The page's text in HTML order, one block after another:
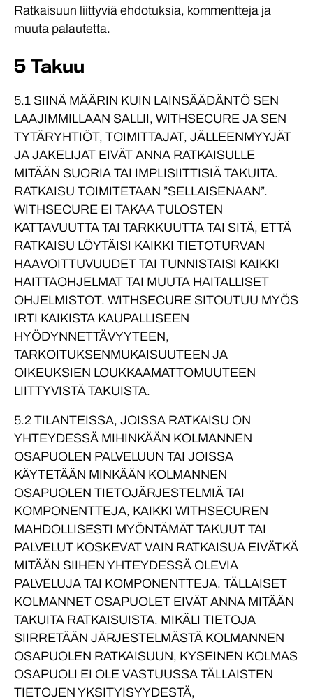
Ratkaisuun liittyviä ehdotuksia, kommentteja ja
muuta palautetta.
5 Takuu
5.1 SIINÄ MÄÄRIN KUIN LAINSÄÄDÄNTÖ SEN
LAAJIMMILLAAN SALLII, WITHSECURE JA SEN
TYTÄRYHTIÖT, TOIMITTAJAT, JÄLLEENMYYJÄT
JA JAKELIJAT EIVÄT ANNA RATKAISULLE
MITÄÄN SUORIA TAI IMPLISIITTISIÄ TAKUITA.
RATKAISU TOIMITETAAN ”SELLAISENAAN”.
WITHSECURE EI TAKAA TULOSTEN
KATTAVUUTTA TAI TARKKUUTTA TAI SITÄ, ETTÄ
RATKAISU LÖYTÄISI KAIKKI TIETOTURVAN
HAAVOITTUVUUDET TAI TUNNISTAISI KAIKKI
HAITTAOHJELMAT TAI MUUTA HAITALLISET
OHJELMISTOT. WITHSECURE SITOUTUU MYÖS
IRTI KAIKISTA KAUPALLISEEN
HYÖDYNNETTÄVYYTEEN,
TARKOITUKSENMUKAISUUTEEN JA
OIKEUKSIEN LOUKKAAMATTOMUUTEEN
LIITTYVISTÄ TAKUISTA.
5.2 TILANTEISSA, JOISSA RATKAISU ON
YHTEYDESSÄ MIHINKÄÄN KOLMANNEN
OSAPUOLEN PALVELUUN TAI JOISSA
KÄYTETÄÄN MINKÄÄN KOLMANNEN
OSAPUOLEN TIETOJÄRJESTELMIÄ TAI
KOMPONENTTEJA, KAIKKI WITHSECUREN
MAHDOLLISESTI MYÖNTÄMÄT TAKUUT TAI
PALVELUT KOSKEVAT VAIN RATKAISUA EIVÄTKÄ
MITÄÄN SIIHEN YHTEYDESSÄ OLEVIA
PALVELUJA TAI KOMPONENTTEJA. TÄLLAISET
KOLMANNET OSAPUOLET EIVÄT ANNA MITÄÄN
TAKUITA RATKAISUISTA. MIKÄLI TIETOJA
SIIRRETÄÄN JÄRJESTELMÄSTÄ KOLMANNEN
OSAPUOLEN RATKAISUUN, KYSEINEN KOLMAS
OSAPUOLI EI OLE VASTUUSSA TÄLLAISTEN
TIETOJEN YKSITYISYYDESTÄ,